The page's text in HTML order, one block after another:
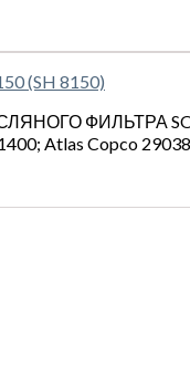
(SH 8150)
ФИЛЬТРА
Atlas Copco